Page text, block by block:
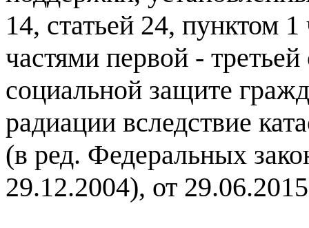
14, статьей 24, пунктом 1
частями первой -
социальной защите
радиации вследствие
(в ред. Федеральных
29.12.2004), от